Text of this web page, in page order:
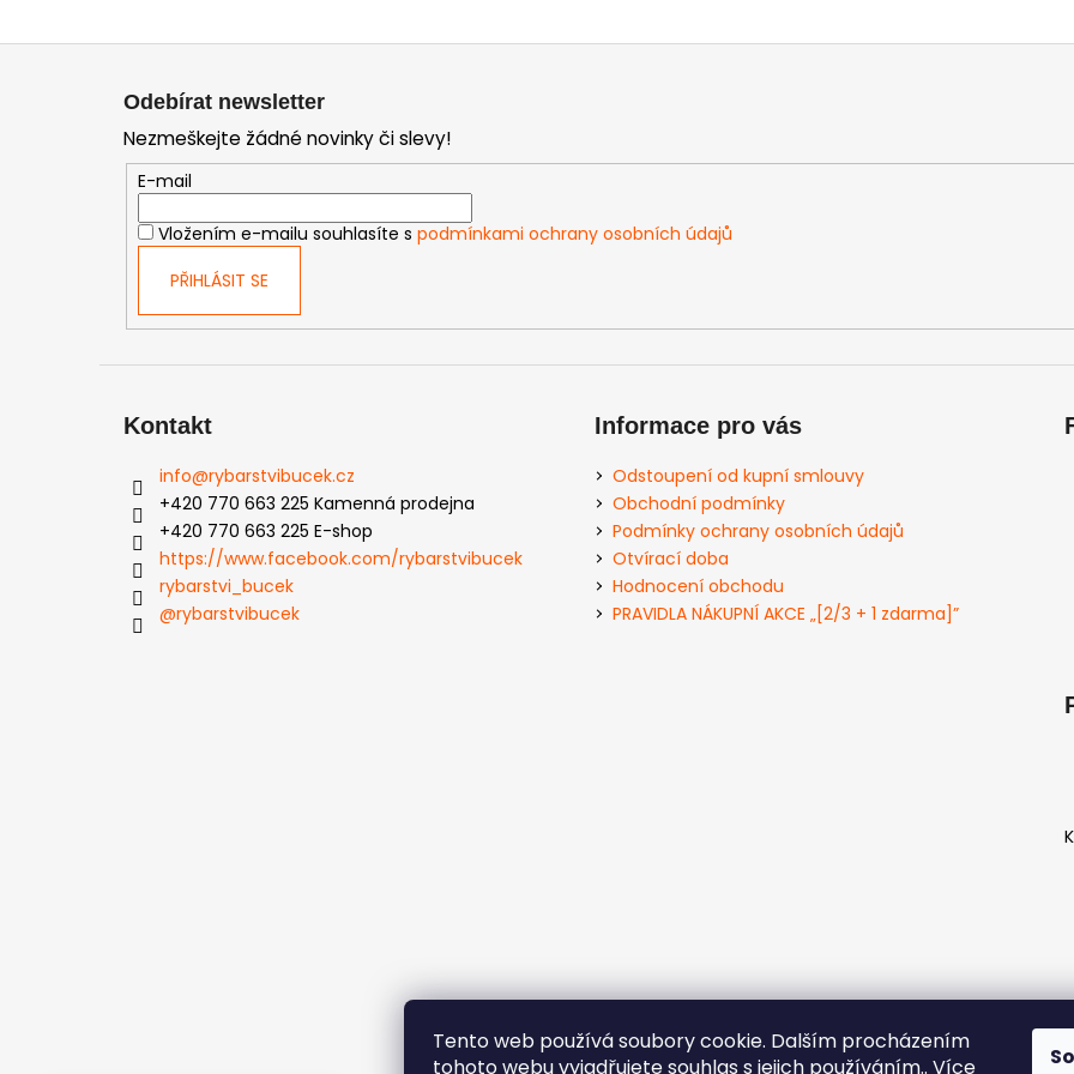
Tento web používá soubory cookie. Dalším procházením
tohoto webu vyjadřujete souhlas s jejich používáním.. Více
Odebírat newsletter
Nezmeškejte žádné novinky či slevy!
E-mail
Vložením e-mailu souhlasíte s podmínkami ochrany osobních údajů
PŘIHLÁSIT SE
Kontakt
info@rybarstvibucek.cz
+420 770 663 225 Kamenná prodejna
+420 770 663 225 E-shop
https://www.facebook.com/rybarstvibucek
rybarstvi_bucek
@rybarstvibucek
Informace pro vás
Odstoupení od kupní smlouvy
Obchodní podmínky
Podmínky ochrany osobních údajů
Otvírací doba
Hodnocení obchodu
PRAVIDLA NÁKUPNÍ AKCE „[2/3 + 1 zdarma]”